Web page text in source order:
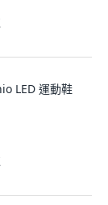
LED 運動鞋